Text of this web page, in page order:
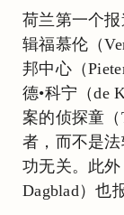
荷兰第一个
辑福慕伦（
邦中心（
德•科宁（de
案的侦探童
者，而不是
功无关。此
Dagblad）也